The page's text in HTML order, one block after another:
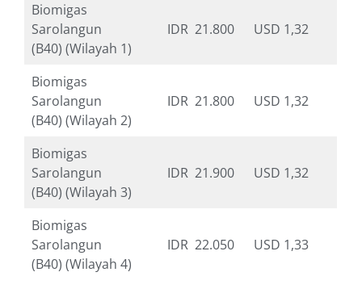
Biomigas
Sarolangun
(B40) (Wilayah 1)
IDR 21.800 USD 1,32
Biomigas
Sarolangun
(B40) (Wilayah 2)
IDR 21.800 USD 1,32
Biomigas
Sarolangun
(B40) (Wilayah 3)
IDR 21.900 USD 1,32
Biomigas
Sarolangun
(B40) (Wilayah 4)
IDR 22.050 USD 1,33